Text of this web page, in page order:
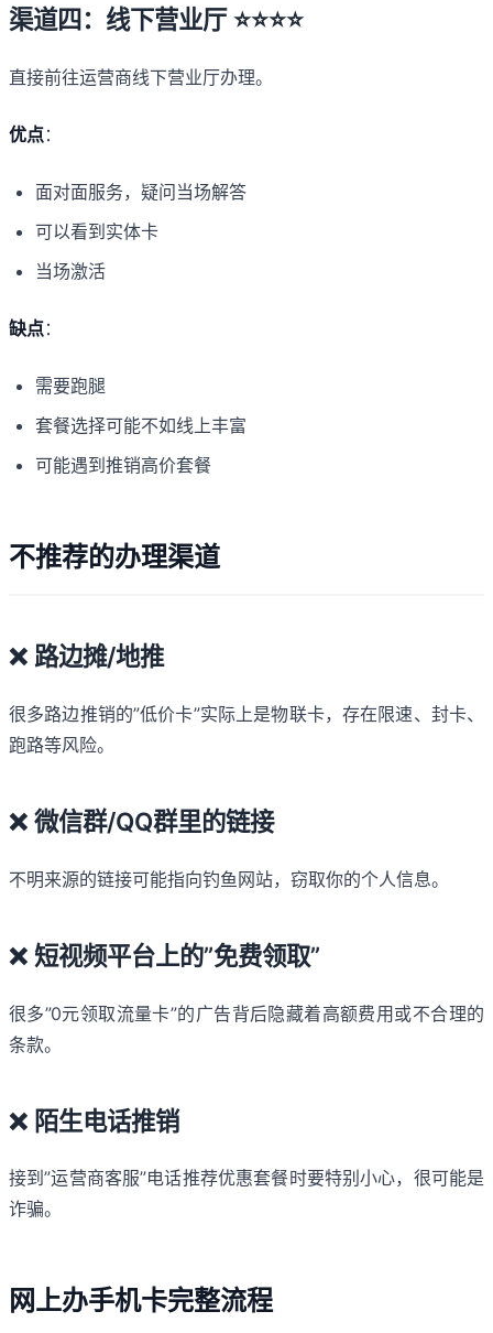
渠道四：线下营业厅 ⭐⭐⭐⭐
直接前往运营商线下营业厅办理。
优点：
面对面服务，疑问当场解答
可以看到实体卡
当场激活
缺点：
需要跑腿
套餐选择可能不如线上丰富
可能遇到推销高价套餐
不推荐的办理渠道
❌ 路边摊/地推
很多路边推销的”低价卡”实际上是物联卡，存在限速、封卡、
跑路等风险。
❌ 微信群/QQ群里的链接
不明来源的链接可能指向钓鱼网站，窃取你的个人信息。
❌ 短视频平台上的”免费领取”
很多”0元领取流量卡”的广告背后隐藏着高额费用或不合理的
条款。
❌ 陌生电话推销
接到”运营商客服”电话推荐优惠套餐时要特别小心，很可能是
诈骗。
网上办手机卡完整流程